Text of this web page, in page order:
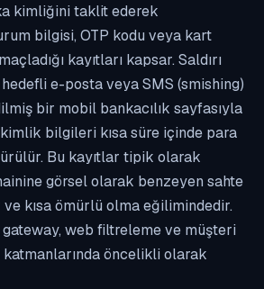
kimliğini taklit ederek
bilgisi, OTP kodu veya kart
kayıtları kapsar. Saldırı
e-posta veya SMS (smishing)
bir mobil bankacılık sayfasıyla
bilgileri kısa süre içinde para
Bu kayıtlar tipik olarak
görsel olarak benzeyen sahte
ve kısa ömürlü olma eğilimindedir.
web filtreleme ve müşteri
katmanlarında öncelikli olarak